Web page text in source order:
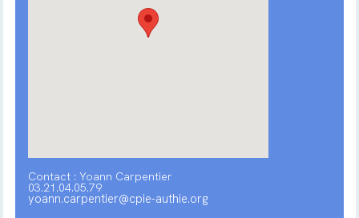
Contact : Yoann Carpentier
03.21.04.05.79
yoann.carpentier@cpie-authie.org